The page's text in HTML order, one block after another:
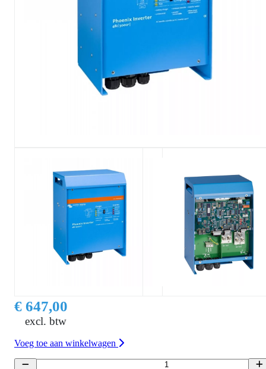
€ 647,00
excl. btw
Voeg toe aan winkelwagen